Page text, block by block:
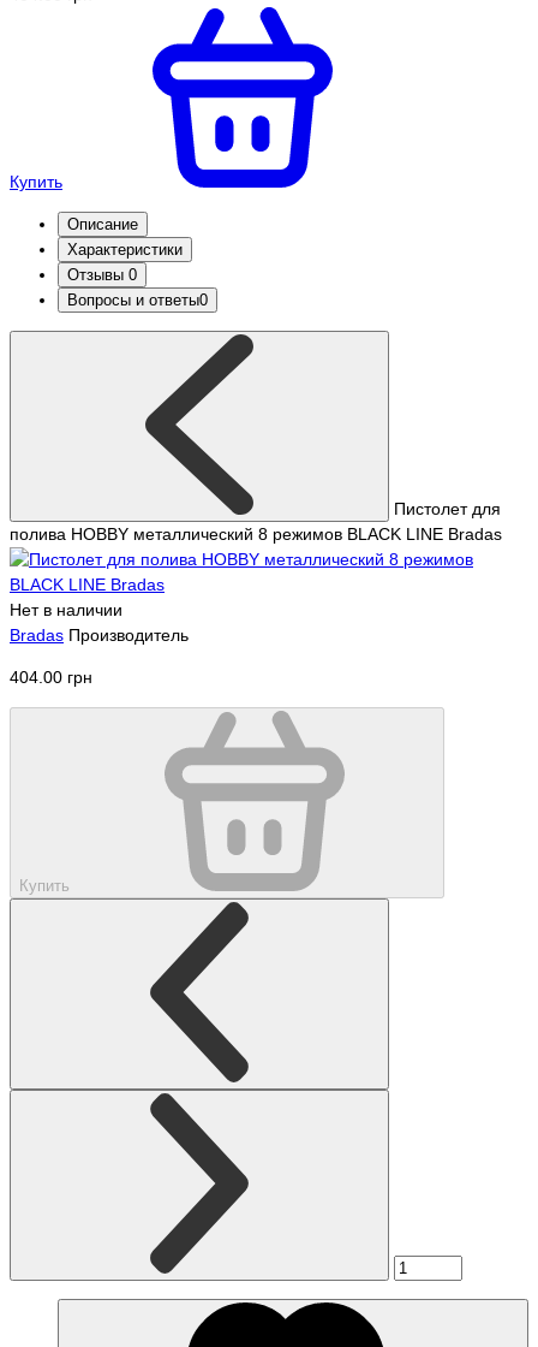
Купить
Описание
Характеристики
Отзывы 0
Вопросы и ответы0
Пистолет для
полива HOBBY металлический 8 режимов BLACK LINE Bradas
Нет в наличии
Bradas Производитель
404.00 грн
Купить